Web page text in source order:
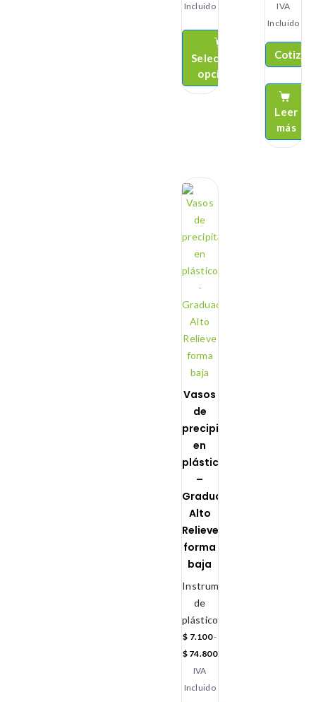
Incluido
Seleccionar
opciones
IVA
Incluido
Cotizar
Leer
más
Vasos
de
precipitado
en
plástico
–
Graduación
Alto
Relieve
forma
baja
Instrumental
de
plástico
$ 7.100-
$74.800
IVA
Incluido